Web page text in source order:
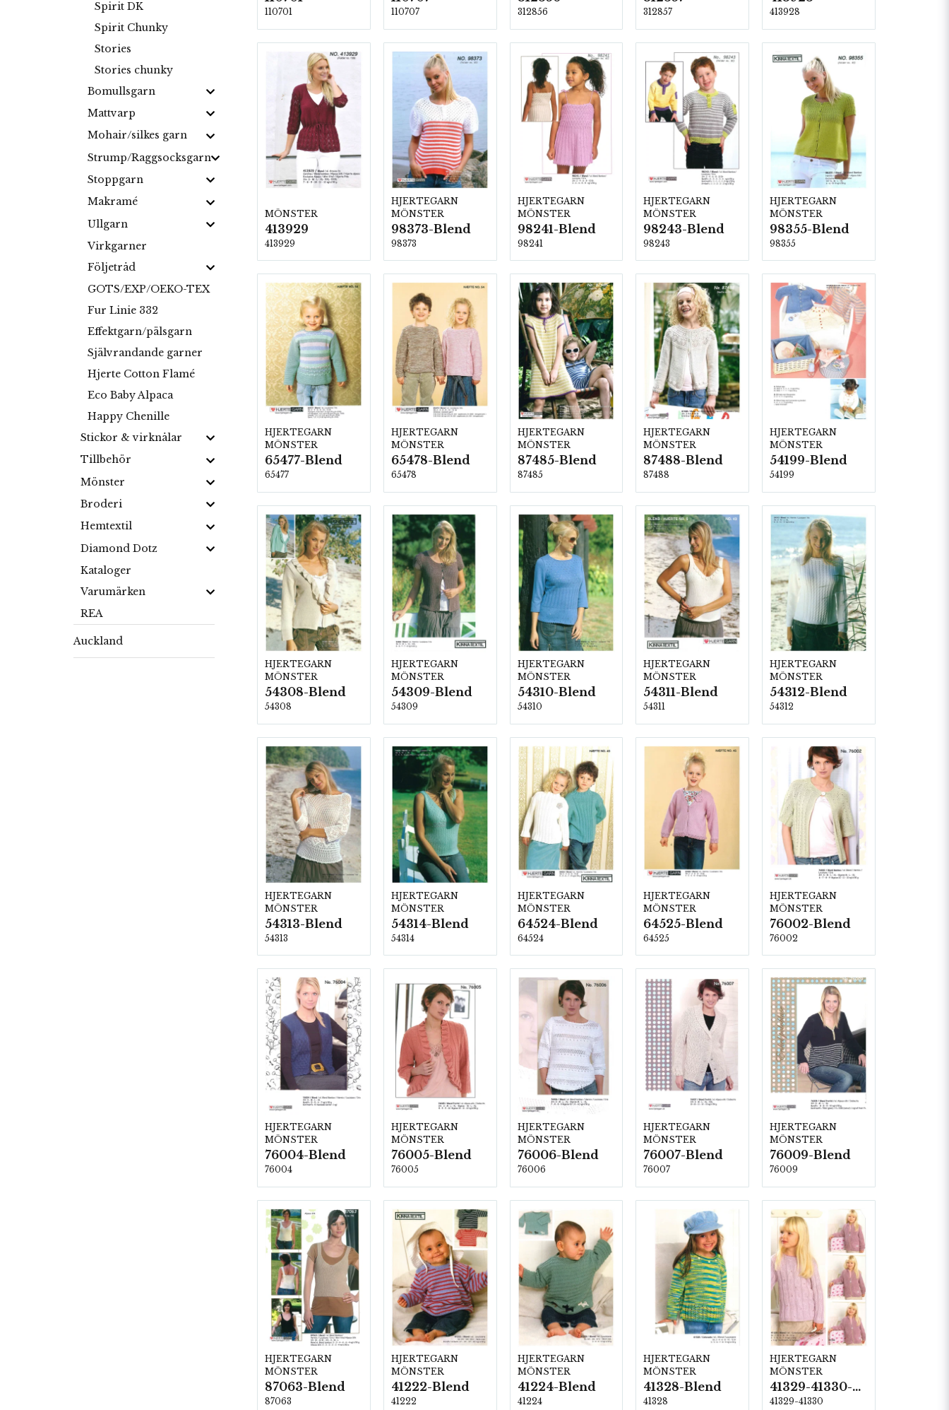
Spirit DK
Spirit Chunky
Stories
Stories chunky
Bomullsgarn
Mattvarp
Mohair/silkes garn
Strump/Raggsocksgarn
Stoppgarn
Makramé
Ullgarn
Virkgarner
Följetråd
GOTS/EXP/OEKO-TEX
Fur Linie 332
Effektgarn/pälsgarn
Självrandande garner
Hjerte Cotton Flamé
Eco Baby Alpaca
Happy Chenille
Stickor & virknålar
Tillbehör
Mönster
Broderi
Hemtextil
Diamond Dotz
Kataloger
Varumärken
REA
Auckland
110701 110707 312856 312857 413928
MÖNSTER
413929
413929
HJERTEGARN
MÖNSTER
98373-Blend
98373
HJERTEGARN
MÖNSTER
98241-Blend
98241
HJERTEGARN
MÖNSTER
98243-Blend
98243
HJERTEGARN
MÖNSTER
98355-Blend
98355
HJERTEGARN
MÖNSTER
65477-Blend
65477
HJERTEGARN
MÖNSTER
65478-Blend
65478
HJERTEGARN
MÖNSTER
87485-Blend
87485
HJERTEGARN
MÖNSTER
87488-Blend
87488
HJERTEGARN
MÖNSTER
54199-Blend
54199
HJERTEGARN
MÖNSTER
54308-Blend
54308
HJERTEGARN
MÖNSTER
54309-Blend
54309
HJERTEGARN
MÖNSTER
54310-Blend
54310
HJERTEGARN
MÖNSTER
54311-Blend
54311
HJERTEGARN
MÖNSTER
54312-Blend
54312
HJERTEGARN
MÖNSTER
54313-Blend
54313
HJERTEGARN
MÖNSTER
54314-Blend
54314
HJERTEGARN
MÖNSTER
64524-Blend
64524
HJERTEGARN
MÖNSTER
64525-Blend
64525
HJERTEGARN
MÖNSTER
76002-Blend
76002
HJERTEGARN
MÖNSTER
76004-Blend
76004
HJERTEGARN
MÖNSTER
76005-Blend
76005
HJERTEGARN
MÖNSTER
76006-Blend
76006
HJERTEGARN
MÖNSTER
76007-Blend
76007
HJERTEGARN
MÖNSTER
76009-Blend
76009
HJERTEGARN
MÖNSTER
87063-Blend
87063
HJERTEGARN
MÖNSTER
41222-Blend
41222
HJERTEGARN
MÖNSTER
41224-Blend
41224
HJERTEGARN
MÖNSTER
41328-Blend
41328
HJERTEGARN
MÖNSTER
41329-41330-Blend
41329-41330